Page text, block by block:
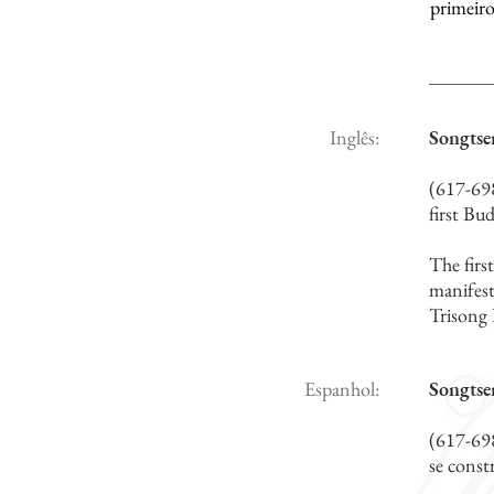
Inglês:
(617-
first
The
Trisong
Espanhol:
(617-
se